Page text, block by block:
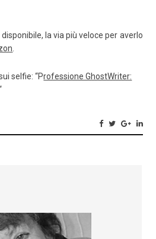
la via più veloce per averlo
.
selfie: “Professione GhostWriter: